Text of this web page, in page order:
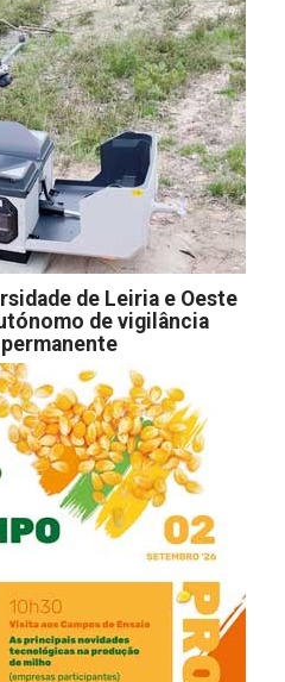
de Leiria e Oeste
de vigilância